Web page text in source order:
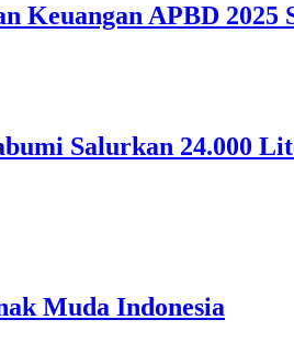
Keuangan APBD 2025
Salurkan 24.000
Muda Indonesia